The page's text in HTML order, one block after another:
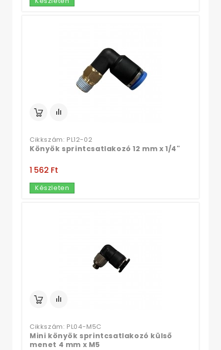
Cikkszám: PL12-02
Könyök sprintcsatlakozó 12 mm x 1/4"
1 562 Ft‎
Készleten
Cikkszám: PL04-M5C
Mini könyök sprintcsatlakozó külső
menet 4 mm x M5